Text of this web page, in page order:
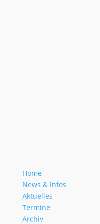
Home
News & Infos
Aktuelles
Termine
Archiv